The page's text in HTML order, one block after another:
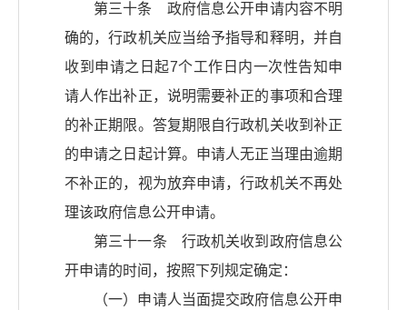
第三十条 政府信息公开申请内容不明
确的，行政机关应当给予指导和释明，并自
收到申请之日起7个工作日内一次性告知申
请人作出补正，说明需要补正的事项和合理
的补正期限。答复期限自行政机关收到补正
的申请之日起计算。申请人无正当理由逾期
不补正的，视为放弃申请，行政机关不再处
理该政府信息公开申请。
第三十一条 行政机关收到政府信息公
开申请的时间，按照下列规定确定：
（一）申请人当面提交政府信息公开申